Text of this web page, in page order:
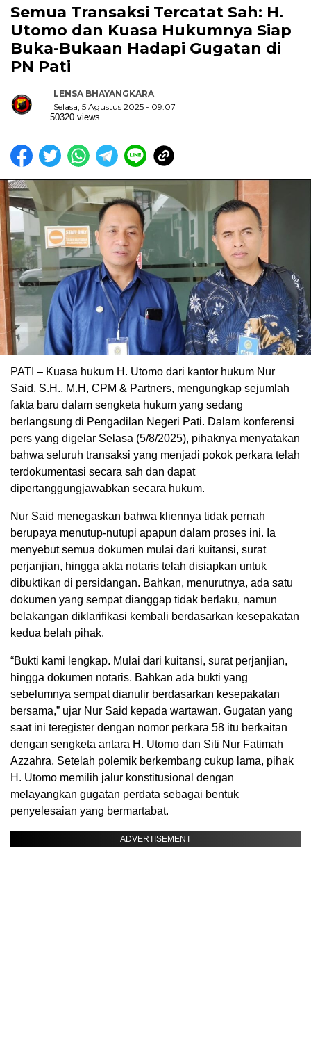
Semua Transaksi Tercatat Sah: H.
Utomo dan Kuasa Hukumnya Siap
Buka-Bukaan Hadapi Gugatan di
PN Pati
LENSA BHAYANGKARA
Selasa, 5 Agustus 2025 - 09:07
50320 views
PATI – Kuasa hukum H. Utomo dari kantor hukum Nur
Said, S.H., M.H, CPM & Partners, mengungkap sejumlah
fakta baru dalam sengketa hukum yang sedang
berlangsung di Pengadilan Negeri Pati. Dalam konferensi
pers yang digelar Selasa (5/8/2025), pihaknya menyatakan
bahwa seluruh transaksi yang menjadi pokok perkara telah
terdokumentasi secara sah dan dapat
dipertanggungjawabkan secara hukum.
Nur Said menegaskan bahwa kliennya tidak pernah
berupaya menutup-nutupi apapun dalam proses ini. Ia
menyebut semua dokumen mulai dari kuitansi, surat
perjanjian, hingga akta notaris telah disiapkan untuk
dibuktikan di persidangan. Bahkan, menurutnya, ada satu
dokumen yang sempat dianggap tidak berlaku, namun
belakangan diklarifikasi kembali berdasarkan kesepakatan
kedua belah pihak.
“Bukti kami lengkap. Mulai dari kuitansi, surat perjanjian,
hingga dokumen notaris. Bahkan ada bukti yang
sebelumnya sempat dianulir berdasarkan kesepakatan
bersama,” ujar Nur Said kepada wartawan. Gugatan yang
saat ini teregister dengan nomor perkara 58 itu berkaitan
dengan sengketa antara H. Utomo dan Siti Nur Fatimah
Azzahra. Setelah polemik berkembang cukup lama, pihak
H. Utomo memilih jalur konstitusional dengan
melayangkan gugatan perdata sebagai bentuk
penyelesaian yang bermartabat.
ADVERTISEMENT